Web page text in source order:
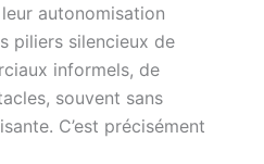
autonomisation
piliers silencieux de
informels, de
souvent sans
C’est précisément